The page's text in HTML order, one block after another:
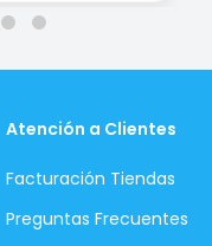
Atención a Clientes
Facturación Tiendas
Preguntas Frecuentes